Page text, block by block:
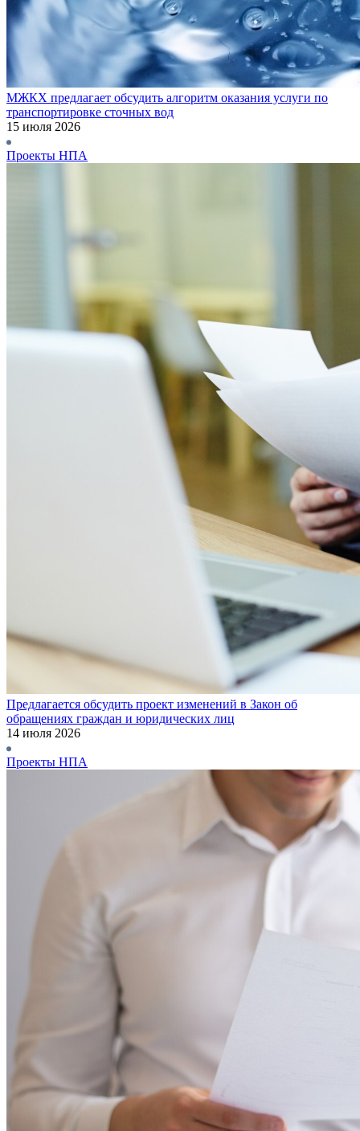
МЖКХ предлагает обсудить алгоритм оказания услуги по
транспортировке сточных вод
15 июля 2026
Проекты НПА
Предлагается обсудить проект изменений в Закон об
обращениях граждан и юридических лиц
14 июля 2026
Проекты НПА